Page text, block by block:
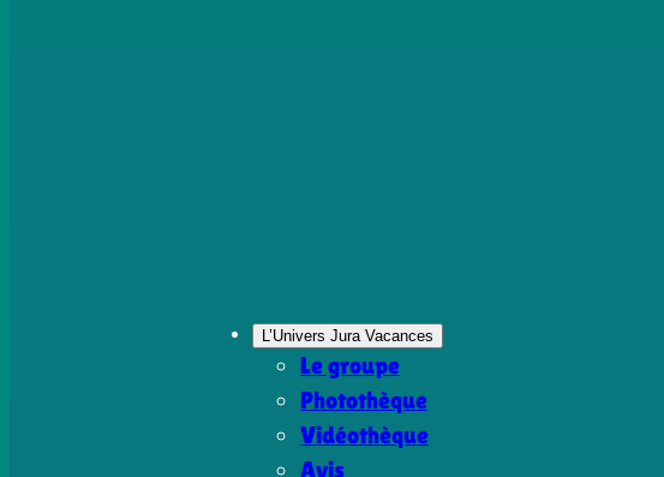
L’Univers Jura Vacances
Le groupe
Photothèque
Vidéothèque
Avis